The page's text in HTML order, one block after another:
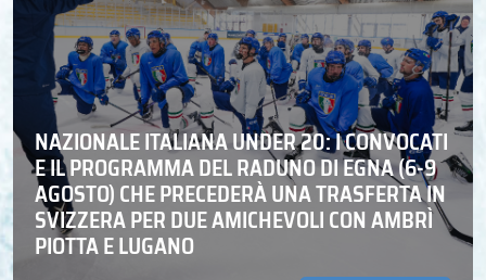
NAZIONALE ITALIANA UNDER 20: I CONVOCATI
E IL PROGRAMMA DEL RADUNO DI EGNA (6-9
AGOSTO) CHE PRECEDERÀ UNA TRASFERTA IN
SVIZZERA PER DUE AMICHEVOLI CON AMBRÌ
PIOTTA E LUGANO